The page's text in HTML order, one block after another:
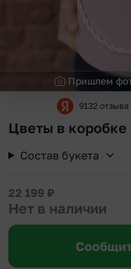
Пришлем
9132 отзыва
Цветы в
Состав букета
22 199 ₽
Нет в наличии